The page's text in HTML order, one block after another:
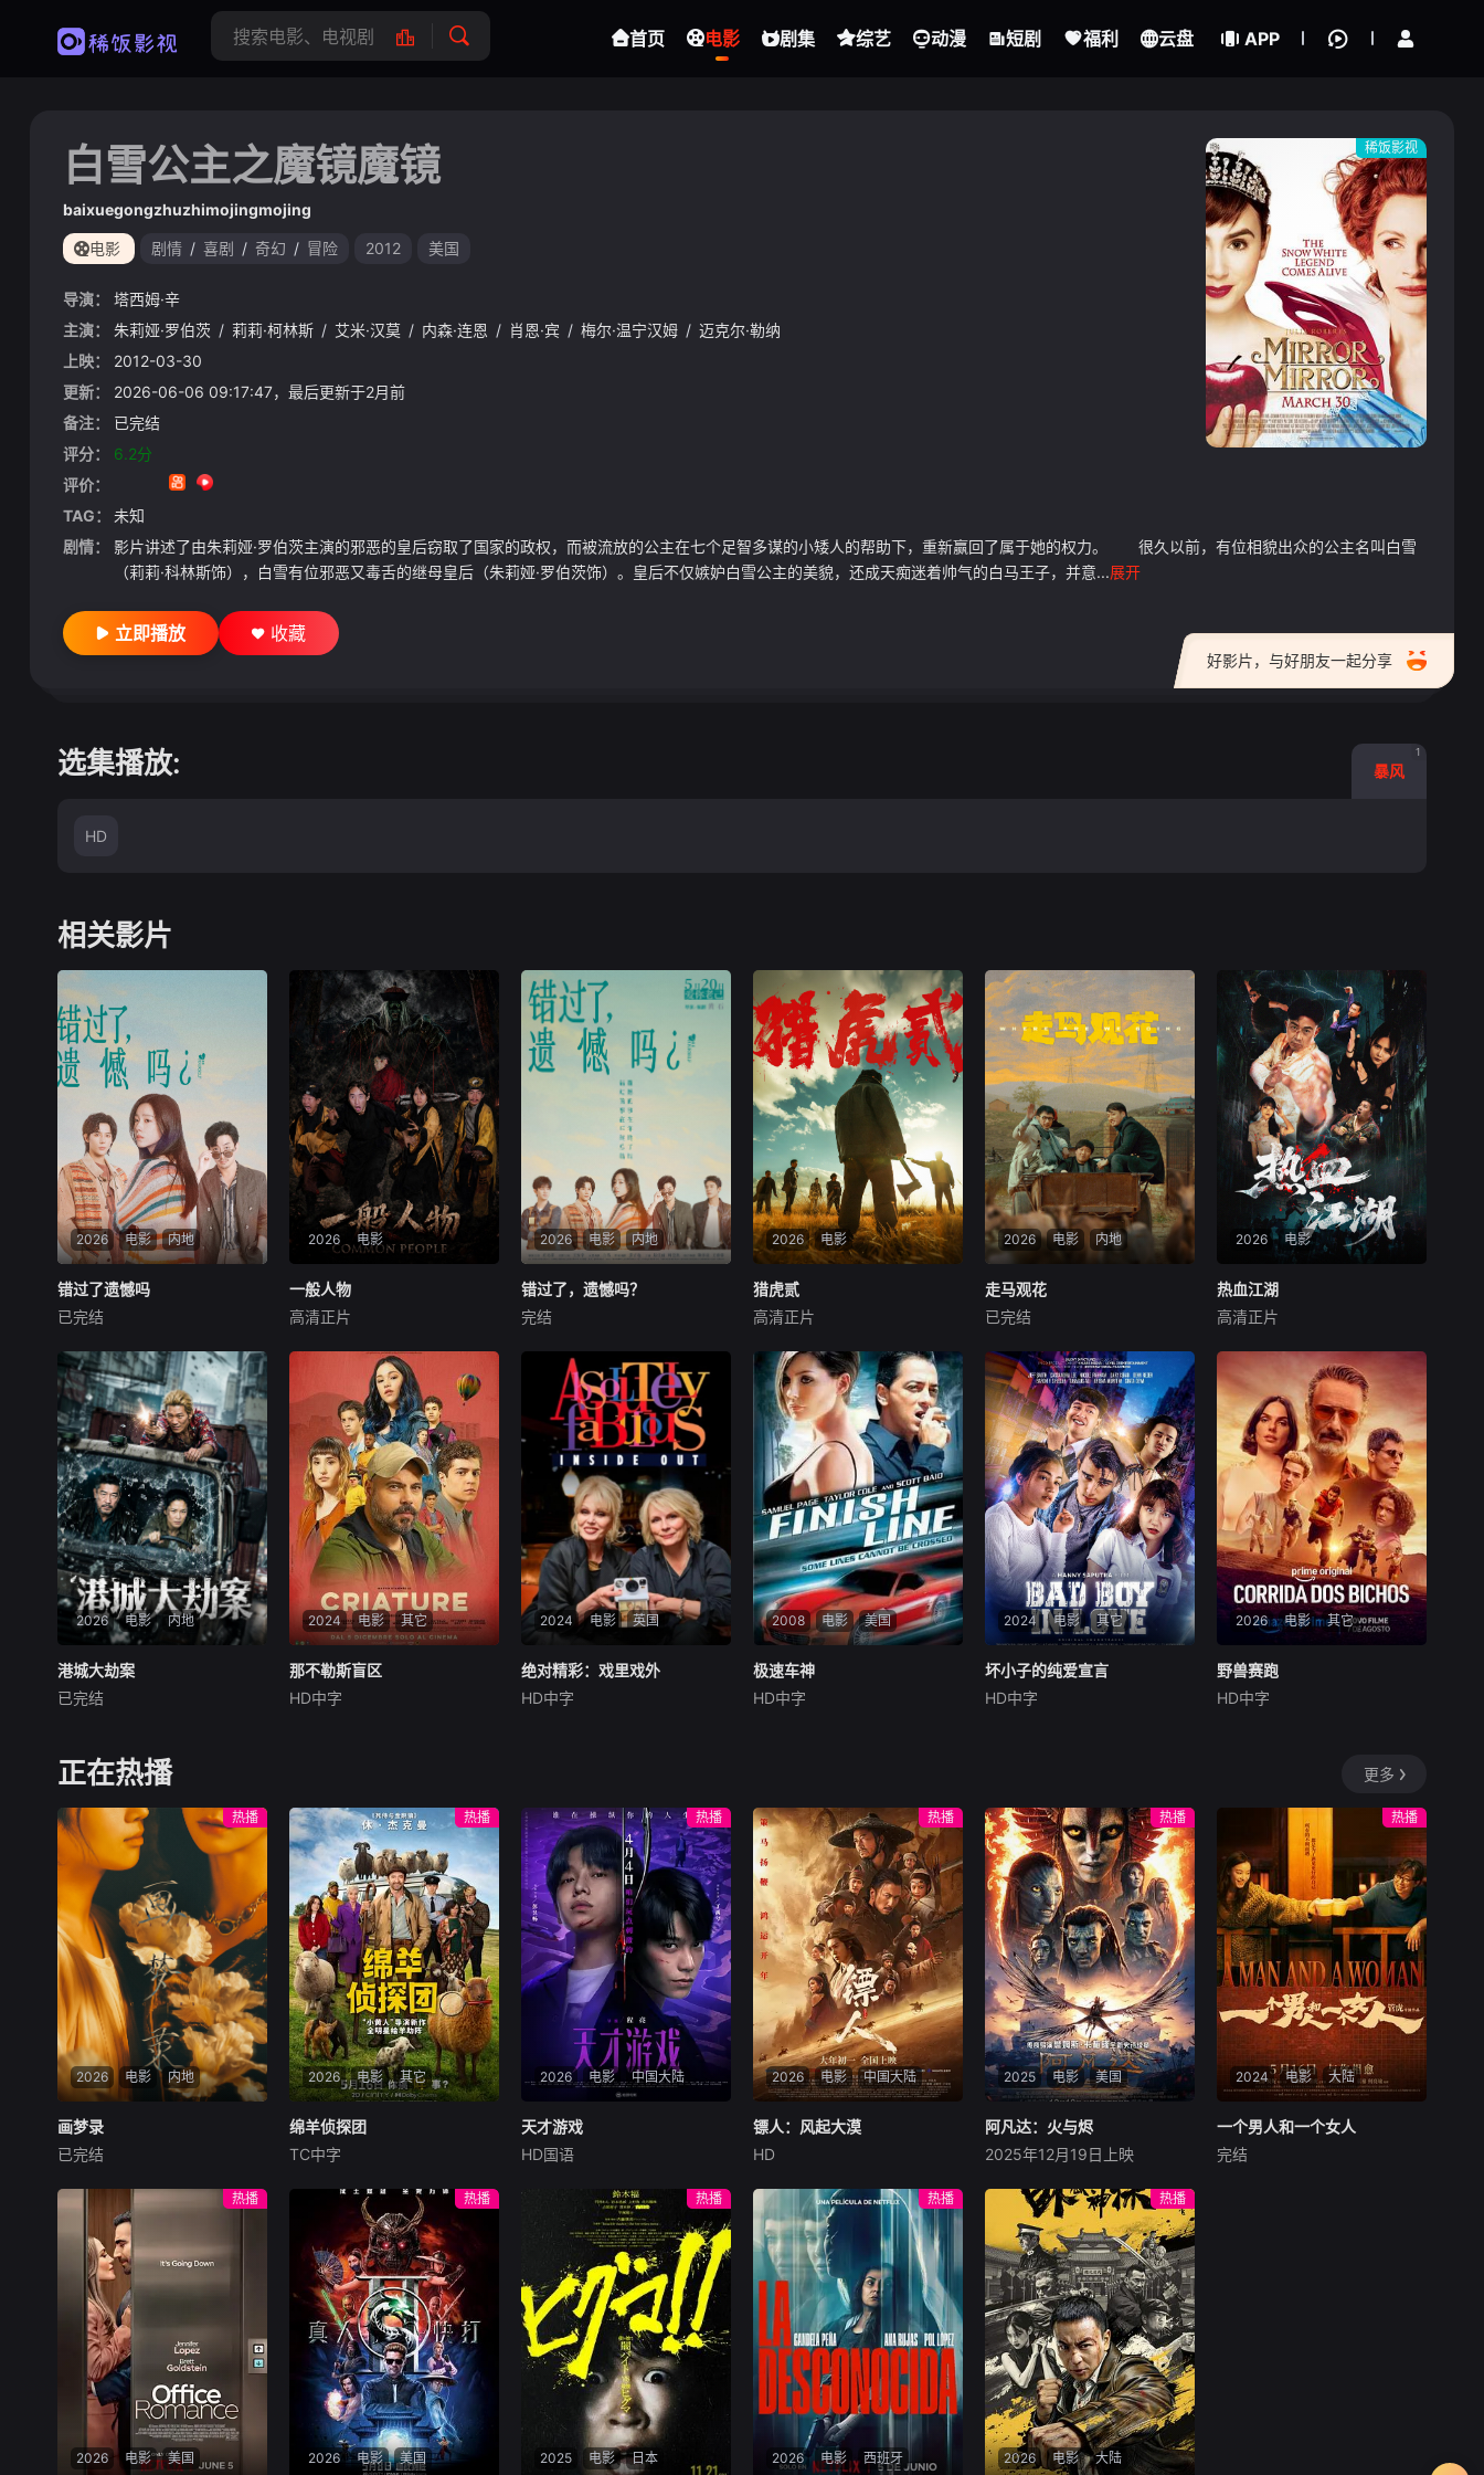
首页 电影 剧集 综艺 动漫 短剧 福利 云盘 APP
稀饭影视
白雪公主之魔镜魔镜
baixuegongzhuzhimojingmojing
电影 剧情 / 喜剧 / 奇幻 / 冒险 2012 美国
导演：
塔西姆·辛
主演：
朱莉娅·罗伯茨 / 莉莉·柯林斯 / 艾米·汉莫 / 内森·连恩 / 肖恩·宾 / 梅尔·温宁汉姆 / 迈克尔·勒纳
上映：
2012-03-30
更新：
2026-06-06 09:17:47，最后更新于2月前
备注：
已完结
评分：
6.2分
评价：
TAG：
未知
剧情：
影片讲述了由朱莉娅·罗伯茨主演的邪恶的皇后窃取了国家的政权，而被流放的公主在七个足智多谋的小矮人的帮助下，重新赢回了属于她的权力。 很久以前，有位相貌出众的公主名叫白雪
（莉莉·科林斯饰），白雪有位邪恶又毒舌的继母皇后（朱莉娅·罗伯茨饰）。皇后不仅嫉妒白雪公主的美貌，还成天痴迷着帅气的白马王子，并意...展开
好影片，与好朋友一起分享
立即播放 收藏
选集播放: 暴风
1
HD
相关影片
2026 电影 内地
错过了遗憾吗
庄达菲
00后女孩吴小北惨遭“断崖式
分手”，失恋后的她在发疯和
颓废中反复横跳，终于决定反
击！小北跌跌撞撞做完了“失
恋后也不必做的12件事”：改
造自己、假装理性、周旋于形
形色色的异性之间……然而这
一场大型失恋展览，真的能带
她走出失恋吗？
错过了遗憾吗
已完结
2026 电影
一般人物
袁林鑫
袁小道怀揣成为网红的梦想创
作短视频，并与周小乙等人组
建了“红透半边天”团队。然而
团队在发展过程中遭遇了诸多
矛盾与分歧，幸得神秘大叔助
力。团队成功实现转型。随后
成员单飞、网红“塌房”，大叔
病倒，他们毅然
一般人物
高清正片
2026 电影 内地
错过了，遗憾吗？
庄达菲
00后女孩吴小北惨遭"断崖式
分手"，失恋后的她在发疯和
颓废中反复横跳，终于决定反
击！小北跌跌撞撞做完了"失
恋后也不必做的12件事"：改
造自己、假装理性、周旋于形
形色色的异性之间……然而这
一场大型失恋展览，真的能带
她走出失恋吗？
错过了，遗憾吗？
完结
2026 电影
猎虎贰
康磊
2004 年深秋西北草原，假交
警截停铜矿押运车，炸药破
箱、两命陨灭，悍匪携枪遁入
茫茫戈壁。刑警杨志刚凭现场
足迹与痕迹精准锁凶，追凶途
中接连牵出牧民灭口、矿场内
鬼、信用社惊天劫案，亡命团
伙内讧反杀、边境
猎虎贰
高清正片
2026 电影 内地
走马观花
琚子轩
新波，丁大宁，郭华，程依慕
他们毕业于同一所大学。他们
和很多年轻人一样，自以为
是，敏感脆弱，没有被认可的
才华。他们来自不同的地方，
却有一个共同的愿望“出人头
地”。在经过几段荒唐的创业
求职后，他们选择了逃离。从
都市到县城再到无人区。这是
一部关于青年成长的故事，当
他们面对婚姻，家庭，事业的
时候，他们依旧像没有长大的
孩子。可时间不会听你解释，
它已经熟练的将你送入人生的
另一个轨道。他们开始慌张，
计划逃跑。像失恋的少女一
般，指责对方的背叛，同时谁
走马观花
已完结
2026 电影
热血江湖
赵天齐
该剧主要讲述了赵子风从小和
爷爷在乡下习武，长大后从乡
野来到大城市寻找自己的一处
立足之地。在这样一个充满快
节奏、充满利益的城市，子风
十分迷茫，机缘巧合下这时候
碰到了武馆继承人夏新颖，武
官总被阿龙来捣乱，
热血江湖
高清正片
2026 电影 内地
港城大劫案
未知
存绝境的底层小人物，因一场
劫案命运交织。押款员唐月玲
手术；搭档李国荣遭杀猪盘骗
光积蓄，还面临失业危机；街
坊丧坤在黑帮九纹龙手下谋
生，不慎弄丢社团钱款，遭黑
帮全城追杀。走投无路的唐月
玲与丧坤打算抢夺黑帮钱财，
行动失败偶遇李国荣，行车记
录仪拍下二人图谋。李国荣顺
势提议联手打劫押款车，计划
借大坑舞火龙盛典人流管制实
施行动，三人在煎熬中达成共
识。行动当晚局势彻底失控：
追杀丧坤的黑帮、全副武装的
人形成三方混战。三人不忍伤
及无辜，驾车转
港城大劫案
已完结
2024 电影 其它
那不勒斯盲区
马尔科·达莫雷
并彻底改变了命运。但在这里
他们也将迎来一个盲区，那是
能将自由选择权死死握在手中
的圣地。
那不勒斯盲区
HD中字
2024 电影 英国
绝对精彩：戏里戏外
璨记忆，独家揭秘当年的幕后
制作内幕。正是这部惊世骇俗
的先锋神剧，彻底颠覆并开创
了女性喜剧史诗。
绝对精彩：戏里戏外
HD中字
2008 电影 美国
极速车神
富翁FrankChase以高薪来诱
惑他当私人修理工，兼女儿Je
ssie的保镖时，Mitch崇高的
目标突然变得很接近。可
极速车神
HD中字
2024 电影 其它
坏小子的纯爱宣言
青春新篇章。
坏小子的纯爱宣言
HD中字
2026 电影 其它
野兽赛跑
马修斯·阿布雷乌
人们沉迷于血腥竞技。一位抵
遇比死亡更惨烈的命运，被迫
卷入一场暴力而高风险的竞
赛。
野兽赛跑
HD中字
正在热播 更多
2026 电影 内地
热播
画梦录
代露娃
民国的上海滩，身怀绝技的孤
女画师许雁真，意外与身陷危
局的融汇银行总账姜心羽产生
交集。姜心羽遭人陷害，只得
与许雁真结盟，彼时银行欲将
国宝名画低价卖给外国人，许
雁真凭借自身精湛画技仿造名
画、偷天换日。几经波折，两
人联手在各方势力的夹缝间巧
妙周旋，共历险阻，破解重重
困境。
画梦录
已完结
2026 电影 其它
热播
绵羊侦探团
牧羊人乔治（休·杰克曼
饰）最爱给羊群读侦探小说，
没想到自己有一天会离奇死
亡。他留下的3000万巨额遗
产，让每个人貌似都有犯罪动
机。警察毫无头绪之时，羊群
们决定“不务正业”迈出牧场，
追查牧羊人“躺平
绵羊侦探团
TC中字
2026 电影 中国大陆
热播
天才游戏
彭昱畅
穷途末路的天才少年刘全龙
（彭昱畅 饰），被偏执富家公
子陈伦（丁禹兮 饰）选中，被
迫踏入一场为他量身打造的
“换命游戏”。豪华别墅、名车
名表、神秘女友全部备齐，在
陈伦的精心打造下，刘全龙瞬
间拥有顶配人生。
天才游戏
HD国语
2026 电影 中国大陆
热播
镖人：风起大漠
大漠之上，镖人、官府、西域
五大家族等多方势力盘根错
节、暗潮涌动。“天字第二号
逃犯”刀马接下特殊押镖任
务，和同伴一起从西域护镖远
赴长安。不料，他们的护送对
象竟是“天字第一号逃犯”知世
郎……天下熙熙皆为利来，各
方势力闻风入局，抢镖厮杀接
连上演……
镖人：风起大漠
HD
2025 电影 美国
热播
阿凡达：火与烬
萨姆·沃辛顿
佐伊·索尔达娜
影片聚焦杰克·萨利与奈蒂莉一
家的命运起伏，在前作的情感
余波之上，深刻描绘一个家族
在战火中如何成长、并共同守
护血脉相连的情感纽带的历
程，从而将故事推向更具张力
的全新维度。此外，潘多拉的
全新领域也即将揭晓
阿凡达：火与烬
2025年12月19日上映
2024 电影 大陆
热播
一个男人和一个女人
黄渤
一个男人和一个女人
完结
2026 电影 美国
热播
2026 电影 美国
热播
2025 电影 日本
热播
2026 电影 西班牙
热播
2026 电影 大陆
热播